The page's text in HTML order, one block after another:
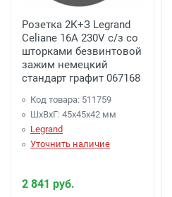
Розетка 2К+З Legrand
Celiane 16A 230V с/з со
шторками безвинтовой
зажим немецкий
стандарт графит 067168
Код товара: 511759
ШхВхГ: 45x45x42 мм
Legrand
Уточнить наличие
2 841 руб.